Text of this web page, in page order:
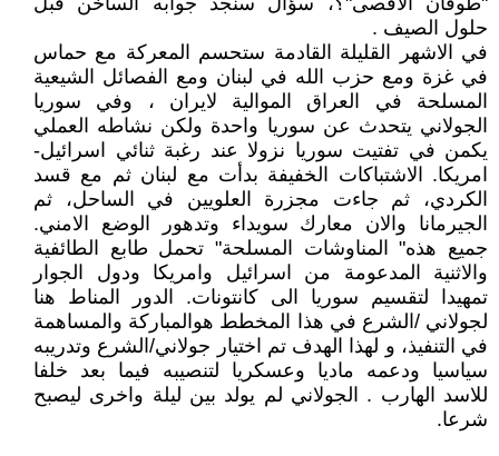
حلول الصيف .
في الاشهر القليلة القادمة ستحسم المعركة مع حماس
في غزة ومع حزب الله في لبنان ومع الفصائل الشيعية
المسلحة في العراق الموالية لايران ، وفي سوريا
الجولاني يتحدث عن سوريا واحدة ولكن نشاطه العملي
يكمن في تفتيت سوريا نزولا عند رغبة ثنائي اسرائيل-
امريكا. الاشتباكات الخفيفة بدأت مع لبنان ثم مع قسد
الكردي، ثم جاءت مجزرة العلويين في الساحل، ثم
الجيرمانا والان معارك سويداء وتدهور الوضع الامني.
جميع هذه" المناوشات المسلحة" تحمل طابع الطائفية
والاثنية المدعومة من اسرائيل وامريكا ودول الجوار
تمهيدا لتقسيم سوريا الى كانتونات. الدور المناط هنا
لجولاني /الشرع في هذا المخطط هوالمباركة والمساهمة
في التنفيذ، و لهذا الهدف تم اختيار جولاني/الشرع وتدريبه
سياسيا ودعمه ماديا وعسكريا لتنصيبه فيما بعد خلفا
للاسد الهارب . الجولاني لم يولد بين ليلة واخرى ليصبح
شرعا.